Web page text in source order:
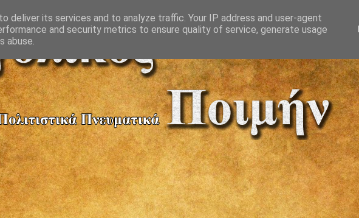
deliver its services and to analyze traffic. Your IP address and user-agent
and security metrics to ensure quality of service, generate usage
abuse.